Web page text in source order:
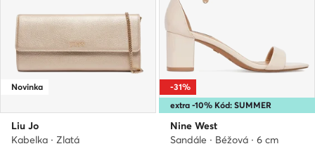
Novinka
Liu Jo
Kabelka · Zlatá
extra -10% Kód: SUMMER
-31%
Nine West
Sandále · Béžová · 6 cm